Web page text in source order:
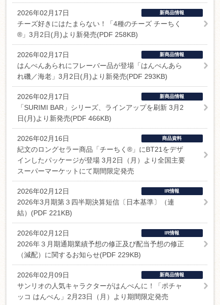
2026年02月17日 新商品情報
チーズ好きにはたまらない！「4種のチーズ チーちく
®」3月2日(月)より新発売(PDF 258KB)
2026年02月17日 新商品情報
はんぺんあられにフレーバー品が登場「はんぺんあら
れ磯／海老」3月2日(月)より新発売(PDF 293KB)
2026年02月17日 新商品情報
「SURIMI BAR」シリーズ、ラインアップを刷新 3月2
日(月)より新発売(PDF 466KB)
2026年02月16日 商品資料
紀文のロングセラー商品「チーちく®」にBT21をデザ
インしたパッケージが登場 3月2日（月）より全国主要
スーパーマーケットにて期間限定発売
2026年02月12日 IR情報
2026年3月期第３四半期決算短信〔日本基準〕（連
結）(PDF 221KB)
2026年02月12日 IR情報
2026年３月期通期業績予想の修正及び配当予想の修正
（減配）に関するお知らせ(PDF 229KB)
2026年02月09日 新商品情報
サンリオの人気キャラクターがはんぺんに！「ポチャ
ッコ はんぺん」2月23日（月）より期間限定発売